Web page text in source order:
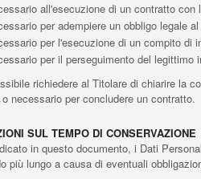
all'esecuzione di un contratto
per adempiere un obbligo legale
per l'esecuzione di un compito
per il perseguimento del legittimo
richiedere al Titolare di chiarire la
necessario per concludere un contratto.
SUL TEMPO DI CONSERVAZIONE
in questo documento, i Dati
più lungo a causa di eventuali